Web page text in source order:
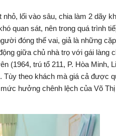
lối vào sâu, chia làm 2 dãy
quan sát, nên trong quá trình
đóng thế vai, giả là những
giữa chủ nhà trọ với gái làng
(1964, trú tổ 211, P. Hòa Minh,
Tùy theo khách mà giá cả được
hưởng chênh lệch của Võ